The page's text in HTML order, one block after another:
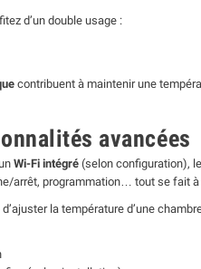
d’un double usage :
contribuent à maintenir une
avancées
Wi-Fi intégré (selon configuration), le
arrêt, programmation… tout se fait
la température d’une